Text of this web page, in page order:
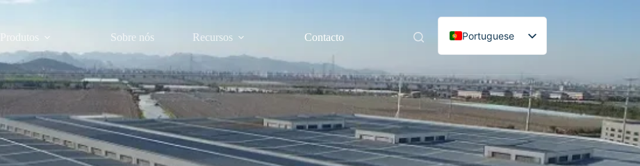
Produtos Sobre nós Recursos Contacto
Portuguese
English
Spanish
French
German
Russian